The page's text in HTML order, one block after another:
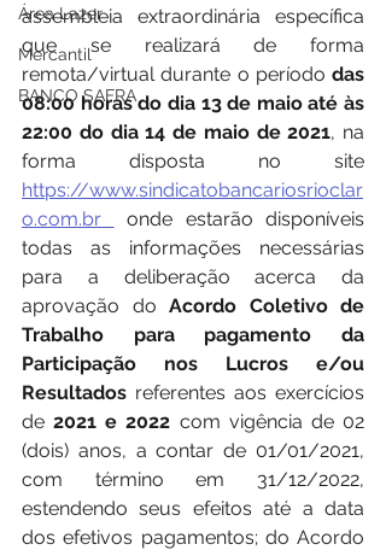
Área Lazer
Mercantil
BANCO SAFRA
assembleia extraordinária específica
que se realizará de forma
remota/virtual durante o período das
08:00 horas do dia 13 de maio até às
22:00 do dia 14 de maio de 2021, na
https://www.sindicatobancariosrioclar
o.com.br
onde estarão disponíveis
todas as informações necessárias
para a deliberação acerca da
aprovação do Acordo Coletivo de
Trabalho para pagamento da
Participação nos Lucros e/ou
Resultados referentes aos exercícios
de 2021 e 2022 com vigência de 02
(dois) anos, a contar de 01/01/2021,
com término em 31/12/2022,
estendendo seus efeitos até a data
dos efetivos pagamentos; do Acordo